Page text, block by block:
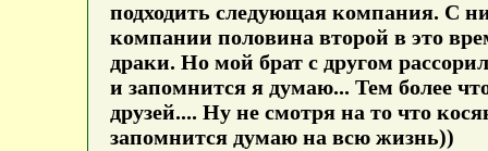
подходить следующая компания. С
компании половина второй в это
драки. Но мой брат с другом
и запомнится я думаю... Тем более
друзей.... Ну не смотря на то что
запомнится думаю на всю жизнь))